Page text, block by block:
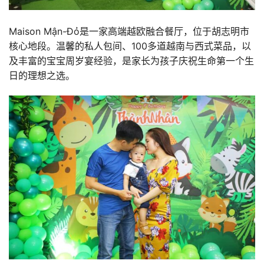
Maison Mận-Đỏ是一家高端越欧融合餐厅，位于胡志明市
核心地段。温馨的私人包间、100多道越南与西式菜品，以
及丰富的宝宝周岁宴经验，是家长为孩子庆祝生命第一个生
日的理想之选。